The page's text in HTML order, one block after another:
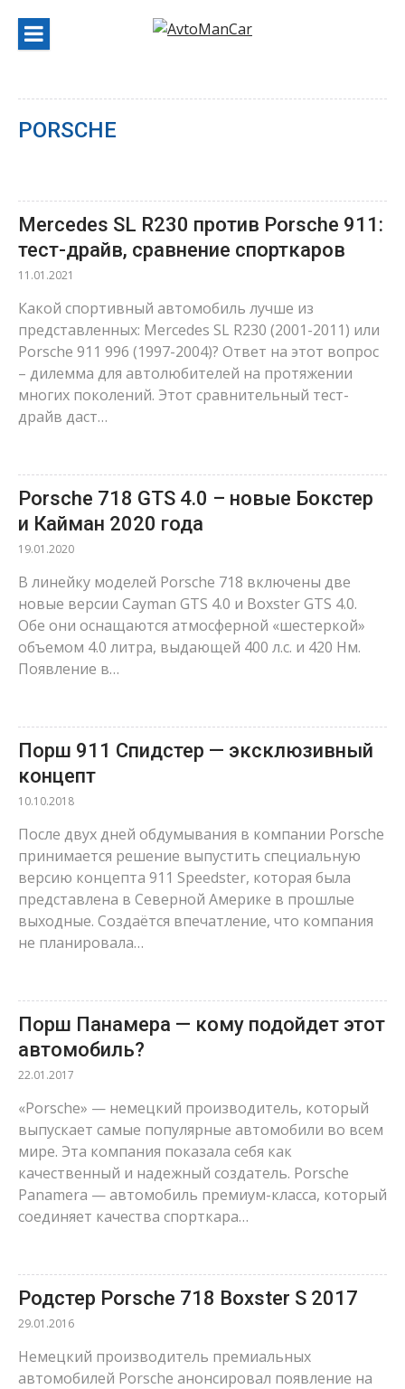
содержанию
PORSCHE
Mercedes SL R230 против Porsche 911:
тест-драйв, сравнение спорткаров
11.01.2021
Какой спортивный автомобиль лучше из
представленных: Mercedes SL R230 (2001-2011) или
Porsche 911 996 (1997-2004)? Ответ на этот вопрос
– дилемма для автолюбителей на протяжении
многих поколений. Этот сравнительный тест-
драйв даст…
Porsche 718 GTS 4.0 – новые Бокстер
и Кайман 2020 года
19.01.2020
В линейку моделей Porsche 718 включены две
новые версии Cayman GTS 4.0 и Boxster GTS 4.0.
Обе они оснащаются атмосферной «шестеркой»
объемом 4.0 литра, выдающей 400 л.с. и 420 Нм.
Появление в…
Порш 911 Спидстер — эксклюзивный
концепт
10.10.2018
После двух дней обдумывания в компании Porsche
принимается решение выпустить специальную
версию концепта 911 Speedster, которая была
представлена в Северной Америке в прошлые
выходные. Создаётся впечатление, что компания
не планировала…
Порш Панамера — кому подойдет этот
автомобиль?
22.01.2017
«Porsche» — немецкий производитель, который
выпускает самые популярные автомобили во всем
мире. Эта компания показала себя как
качественный и надежный создатель. Porsche
Panamera — автомобиль премиум-класса, который
соединяет качества спорткара…
Родстер Porsche 718 Boxster S 2017
29.01.2016
Немецкий производитель премиальных
автомобилей Porsche анонсировал появление на